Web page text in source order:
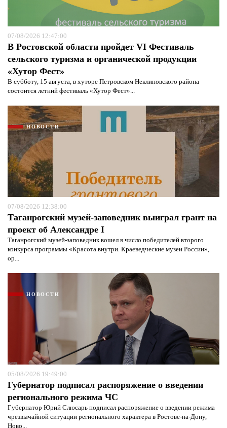
07/08/2026 12:47:00
В Ростовской области пройдет VI Фестиваль
сельского туризма и органической продукции
«Хутор Фест»
В субботу, 15 августа, в хуторе Петровском Неклиновского района
состоится летний фестиваль «Хутор Фест»...
НОВОСТИ
07/08/2026 12:38:00
Таганрогский музей-заповедник выиграл грант на
проект об Александре I
Таганрогский музей-заповедник вошел в число победителей второго
конкурса программы «Красота внутри. Краеведческие музеи России»,
ор...
НОВОСТИ
05/08/2026 19:49:00
Губернатор подписал распоряжение о введении
регионального режима ЧС
Губернатор Юрий Слюсарь подписал распоряжение о введении режима
чрезвычайной ситуации регионального характера в Ростове-на-Дону,
Ново...